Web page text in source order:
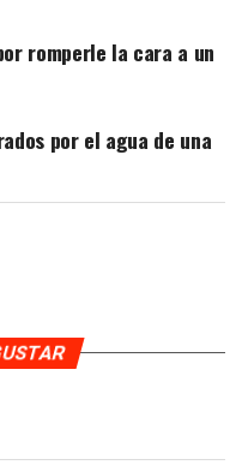
romperle la cara a un
por el agua de una